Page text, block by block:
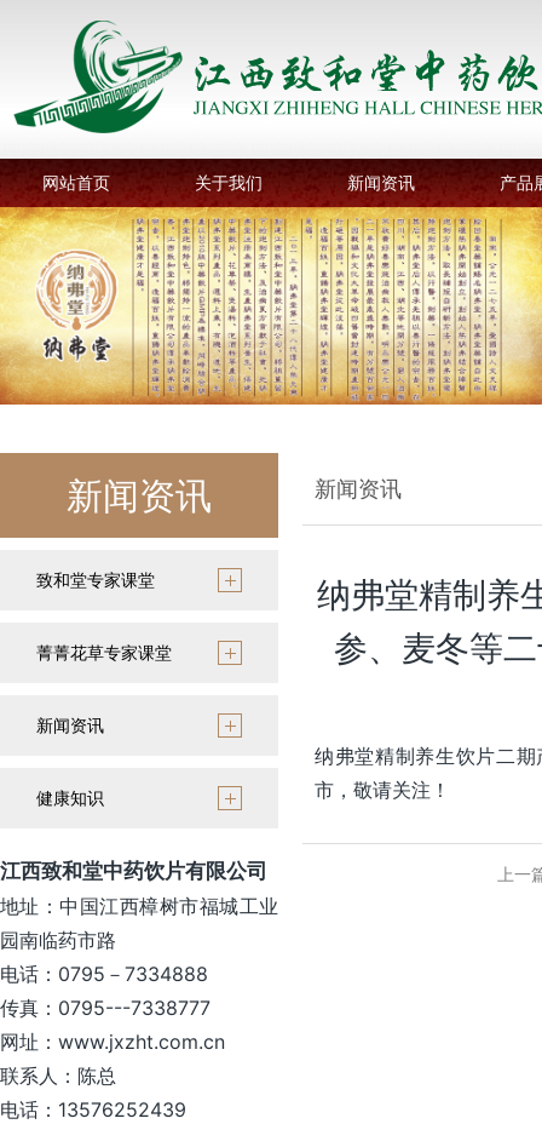
网站首页 关于我们 新闻资讯 产品
新闻资讯
致和堂专家课堂
菁菁花草专家课堂
新闻资讯
健康知识
江西致和堂中药饮片有限公司
地址：中国江西樟树市福城工业
园南临药市路
电话：0795－7334888
传真：0795---7338777
网址：www.jxzht.com.cn
联系人：陈总
电话：13576252439
新闻资讯
纳弗堂精制养
参、麦冬等
纳弗堂精制养生饮片二
市，敬请关注！
上一